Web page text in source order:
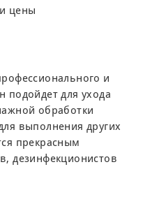
цены
и
подойдет для ухода
обработки
выполнения других
прекрасным
дезинфекционистов